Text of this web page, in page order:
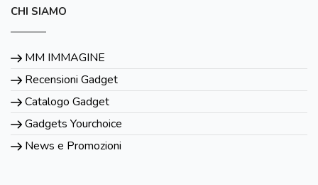
CHI SIAMO
MM IMMAGINE
Recensioni Gadget
Catalogo Gadget
Gadgets Yourchoice
News e Promozioni